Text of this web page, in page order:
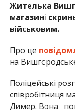
Жителька
магазині
військовим.
Про це
на
Поліцейські
співробітниця
Димер. Вона